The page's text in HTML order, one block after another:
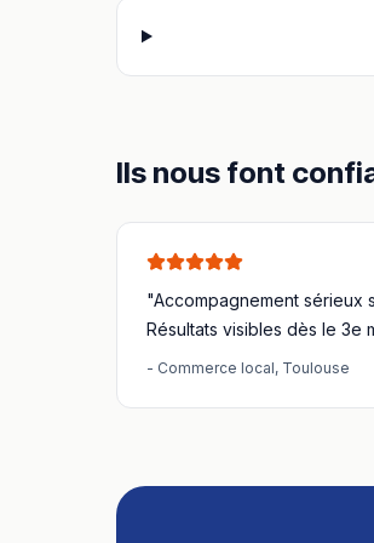
Ils nous font
"Accompagnement sérieux
Résultats visibles dès le 3e
- Commerce local, Toulouse